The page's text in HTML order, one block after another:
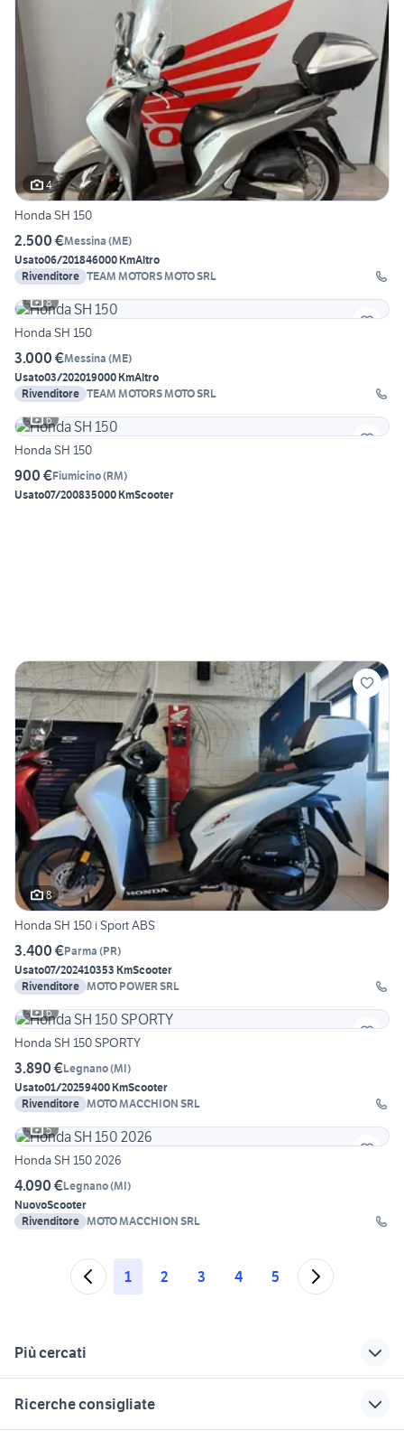
4
Honda SH 150
2.500 €Messina (ME)
Usato06/201846000 KmAltro
Rivenditore TEAM MOTORS MOTO SRL
8
Honda SH 150
3.000 €Messina (ME)
Usato03/202019000 KmAltro
Rivenditore TEAM MOTORS MOTO SRL
6
Honda SH 150
900 €Fiumicino(RM)
Usato07/200835000 KmScooter
8
Honda SH 150 i Sport ABS
3.400 €Parma (PR)
Usato07/202410353 KmScooter
Rivenditore MOTO POWER SRL
6
Honda SH 150 SPORTY
3.890 €Legnano(MI)
Usato01/20259400 KmScooter
Rivenditore MOTO MACCHION SRL
5
Honda SH 150 2026
4.090 €Legnano(MI)
NuovoScooter
Rivenditore MOTO MACCHION SRL
1 2 3 4 5
Più cercati
Ricerche consigliate